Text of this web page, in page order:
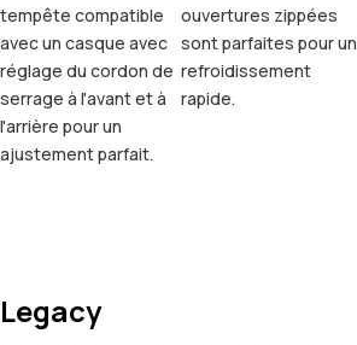
tempête compatible
avec un casque avec
réglage du cordon de
serrage à l'avant et à
l'arrière pour un
ajustement parfait.
ouvertures zippées
sont parfaites pour un
refroidissement
rapide.
Legacy